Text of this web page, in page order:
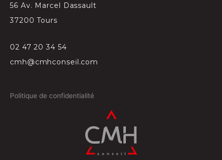
56 Av. Marcel Dassault
37200 Tours
02 47 20 34 54
cmh@cmhconseil.com
Politique de confidentialité